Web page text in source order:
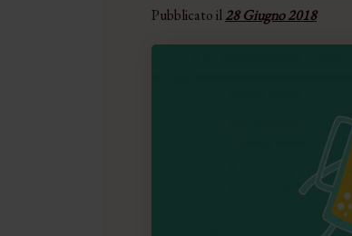
Pubblicato il28 Giugno 2018